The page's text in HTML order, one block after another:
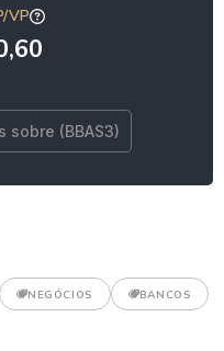
VP
sobre (BBAS3)
NEGÓCIOS BANCOS